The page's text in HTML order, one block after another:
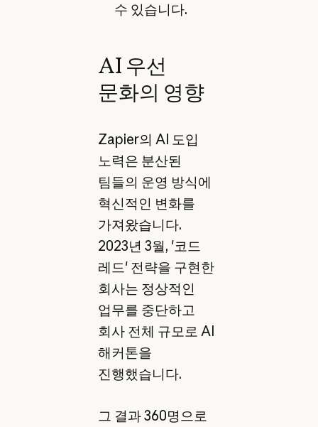
수 있습니다.
AI 우선
문화의 영향
Zapier의 AI 도입
노력은 분산된
팀들의 운영 방식에
혁신적인 변화를
가져왔습니다.
2023년 3월, '코드
레드' 전략을 구현한
회사는 정상적인
업무를 중단하고
회사 전체 규모로 AI
해커톤을
진행했습니다.
그 결과 360명으로